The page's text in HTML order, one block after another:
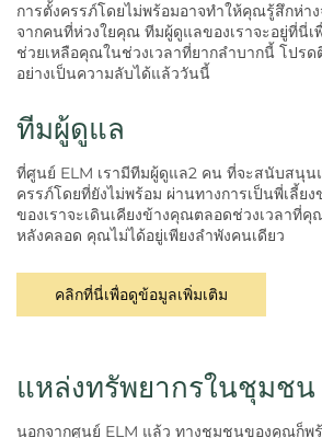
การตั้งครรภ์โดยไม่พร้อมอาจทำให้คุณรู้สึกห่า
จากคนที่ห่วงใยคุณ ทีมผู้ดูแลของเราจะอยู่ที่นี่เ
ช่วยเหลือคุณในช่วงเวลาที่ยากลำบากนี้ โปรด
อย่างเป็นความลับได้แล้ววันนี้
ทีมผู้ดูแล
ที่ศูนย์ ELM เรามีทีมผู้ดูแล2 คน ที่จะสนับสนุน
ครรภ์โดยที่ยังไม่พร้อม ผ่านทางการเป็นพี่เลี้ย
ของเราจะเดินเคียงข้างคุณตลอดช่วงเวลาที่
หลังคลอด คุณไม่ได้อยู่เพียงลำพังคนเดียว
คลิกที่นี่เพื่อดูข้อมูลเพิ่มเติม
แหล่งทรัพยากรในชุมชน
นอกจากศูนย์ ELM แล้ว ทางชุมชนของคุณก็พ